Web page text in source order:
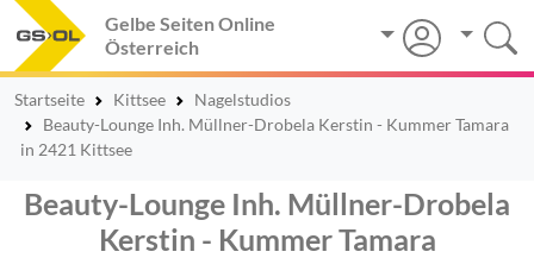
Gelbe Seiten Online
Österreich
Startseite Kittsee
Nagelstudios
Beauty-Lounge Inh. Müllner-Drobela Kerstin - Kummer Tamara
in 2421 Kittsee
Beauty-Lounge Inh. Müllner-Drobela
Kerstin - Kummer Tamara